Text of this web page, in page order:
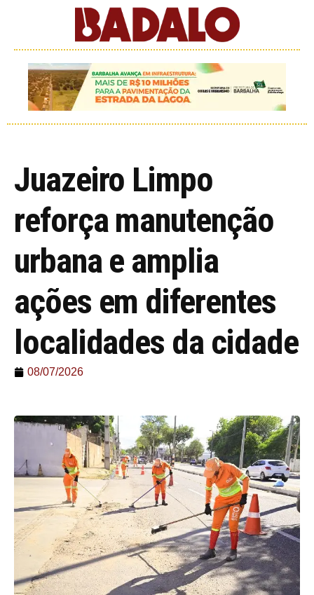
Juazeiro Limpo
reforça manutenção
urbana e amplia
ações em diferentes
localidades da cidade
08/07/2026